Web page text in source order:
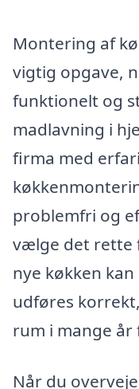
Montering af
vigtig opgave,
funktionelt og
madlavning i
firma med
problemfri og
vælge det rette
nye køkken
udføres
rum i mange år
Når du